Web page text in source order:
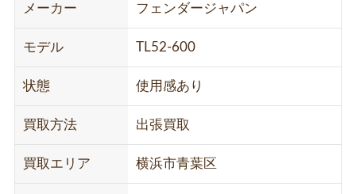
メーカー フェンダージャパン
モデル TL52-600
状態 使用感あり
買取方法 出張買取
買取エリア 横浜市青葉区